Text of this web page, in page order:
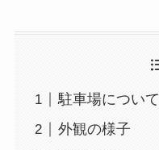
駐車場について
外観の様子